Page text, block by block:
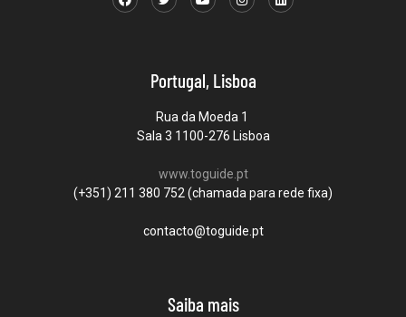
Portugal, Lisboa
Rua da Moeda 1
Sala 3 1100-276 Lisboa
www.toguide.pt
(+351) 211 380 752 (chamada para rede fixa)
contacto@toguide.pt
Saiba mais